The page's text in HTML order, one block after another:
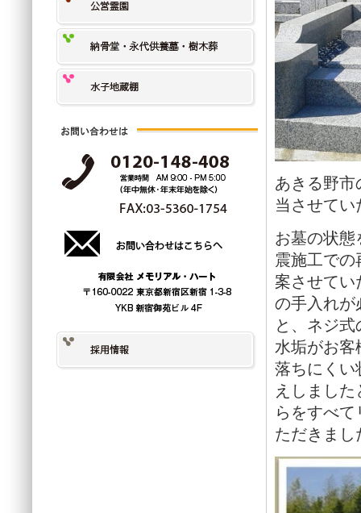
あきる野市
当させて
お墓の状
震施工での
案させてい
の手入れが
と、ネジ
水垢がお客
落ちにくい
えしまし
らをすべ
ただきまし